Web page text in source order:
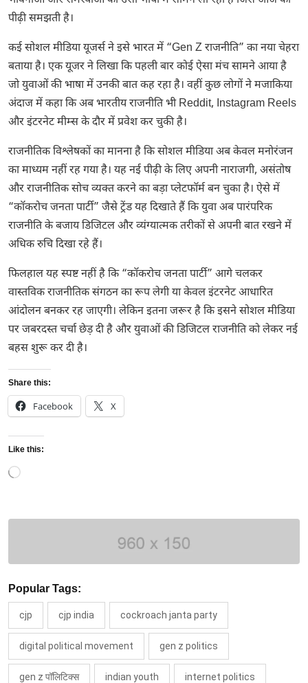
पीढ़ी समझती है।
कई सोशल मीडिया यूजर्स ने इसे भारत में “Gen Z राजनीति” का नया चेहरा
बताया है। एक यूजर ने लिखा कि पहली बार कोई ऐसा मंच सामने आया है
जो युवाओं की भाषा में उनकी बात कह रहा है। वहीं कुछ लोगों ने मजाकिया
अंदाज में कहा कि अब भारतीय राजनीति भी Reddit, Instagram Reels
और इंटरनेट मीम्स के दौर में प्रवेश कर चुकी है।
राजनीतिक विश्लेषकों का मानना है कि सोशल मीडिया अब केवल मनोरंजन
का माध्यम नहीं रह गया है। यह नई पीढ़ी के लिए अपनी नाराजगी, असंतोष
और राजनीतिक सोच व्यक्त करने का बड़ा प्लेटफॉर्म बन चुका है। ऐसे में
“कॉकरोच जनता पार्टी” जैसे ट्रेंड यह दिखाते हैं कि युवा अब पारंपरिक
राजनीति के बजाय डिजिटल और व्यंग्यात्मक तरीकों से अपनी बात रखने में
अधिक रुचि दिखा रहे हैं।
फिलहाल यह स्पष्ट नहीं है कि “कॉकरोच जनता पार्टी” आगे चलकर
वास्तविक राजनीतिक संगठन का रूप लेगी या केवल इंटरनेट आधारित
आंदोलन बनकर रह जाएगी। लेकिन इतना जरूर है कि इसने सोशल मीडिया
पर जबरदस्त चर्चा छेड़ दी है और युवाओं की डिजिटल राजनीति को लेकर नई
बहस शुरू कर दी है।
Share this:
Facebook X
Like this:
Loading…
Popular Tags:
cjp cjp india cockroach janta party
digital political movement gen z politics
gen z पॉलिटिक्स indian youth internet politics